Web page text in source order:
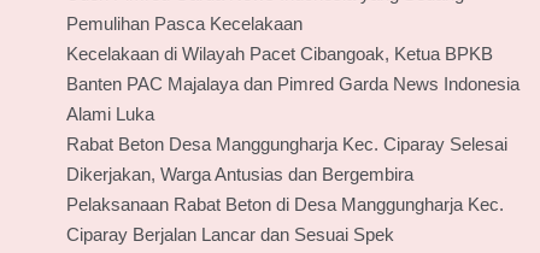
Pemulihan Pasca Kecelakaan
Kecelakaan di Wilayah Pacet Cibangoak, Ketua BPKB
Banten PAC Majalaya dan Pimred Garda News Indonesia
Alami Luka
Rabat Beton Desa Manggungharja Kec. Ciparay Selesai
Dikerjakan, Warga Antusias dan Bergembira
Pelaksanaan Rabat Beton di Desa Manggungharja Kec.
Ciparay Berjalan Lancar dan Sesuai Spek